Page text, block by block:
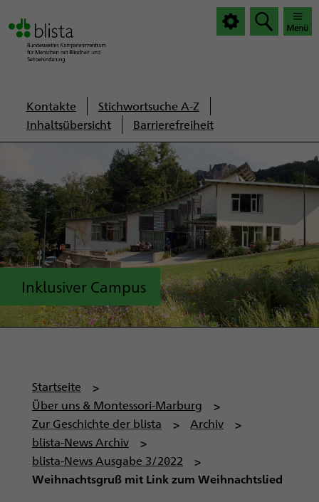
Servicenavigation
Kontakte
Stichwortsuche A-Z
Inhaltsübersicht
Barrierefreiheit
Inklusiver Campus
P
f
a
d
n
a
Startseite
Über uns & Montessori-Marburg
Zur Geschichte der blista
Archiv
blista-News Archiv
blista-News Ausgabe 3/2022
Weihnachtsgruß mit Link zum Weihnachtslied